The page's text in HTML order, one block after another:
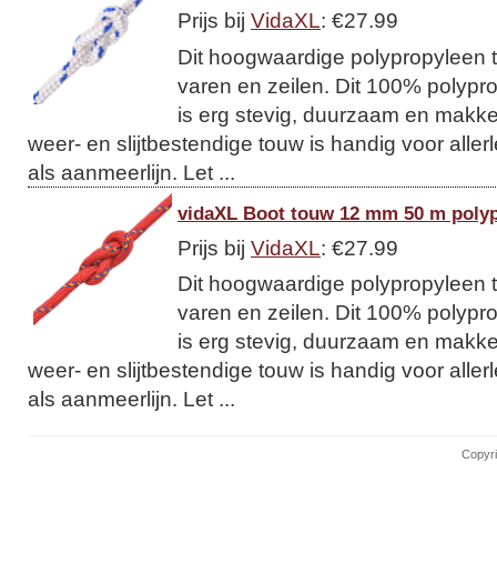
Prijs bij VidaXL: €27.99
Dit hoogwaardige polypropyleen
varen en zeilen. Dit 100%
is erg stevig, duurzaam en
weer- en slijtbestendige touw is handig voor
als aanmeerlijn. Let ...
vidaXL Boot touw 12 mm 50 m
Prijs bij VidaXL: €27.99
Dit hoogwaardige polypropyleen
varen en zeilen. Dit 100%
is erg stevig, duurzaam en
weer- en slijtbestendige touw is handig voor
als aanmeerlijn. Let ...